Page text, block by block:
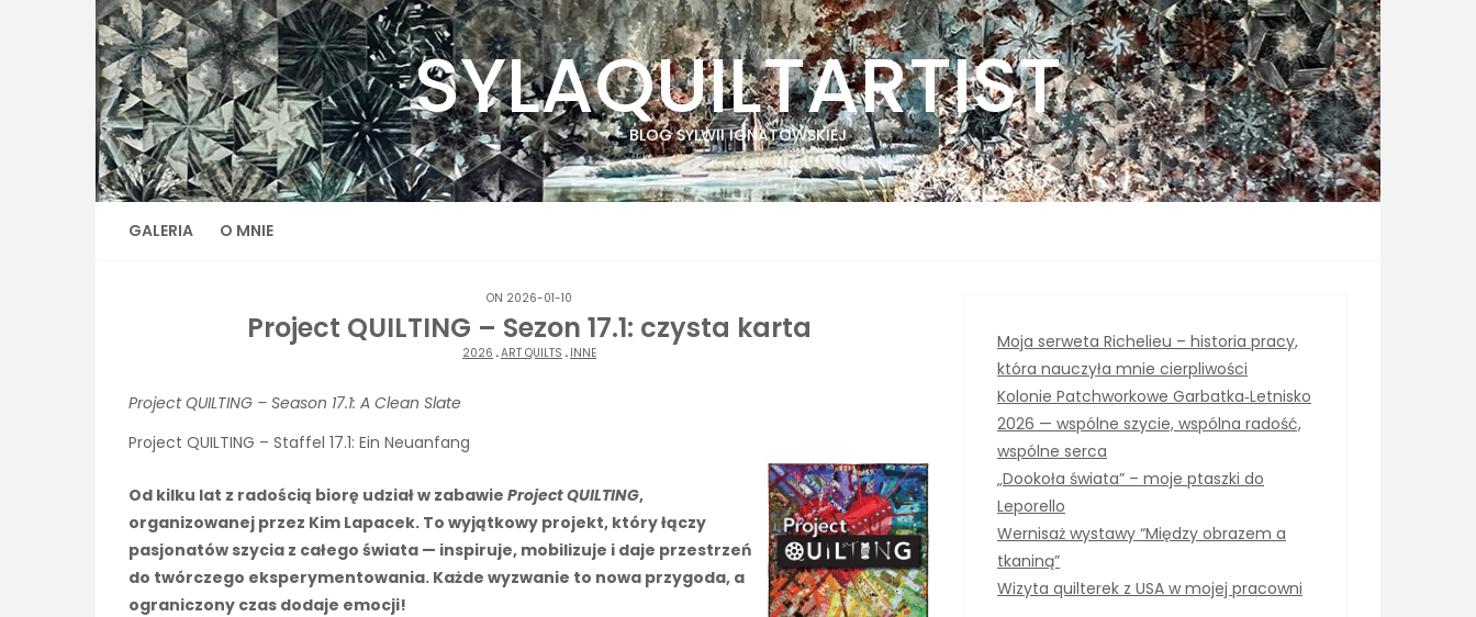
SYLAQUILTARTIST
BLOG SYLWII IGNATOWSKIEJ
GALERIA O MNIE
ON 2026-01-10
Project QUILTING – Sezon 17.1: czysta karta
2026 .ART QUILTS . INNE
Project QUILTING – Season 17.1: A Clean Slate
Project QUILTING – Staffel 17.1: Ein Neuanfang
Od kilku lat z radością biorę udział w zabawie Project QUILTING,
organizowanej przez Kim Lapacek. To wyjątkowy projekt, który łączy
pasjonatów szycia z całego świata — inspiruje, mobilizuje i daje przestrzeń
do twórczego eksperymentowania. Każde wyzwanie to nowa przygoda, a
ograniczony czas dodaje emocji!
Moja serweta Richelieu – historia pracy,
która nauczyła mnie cierpliwości
Kolonie Patchworkowe Garbatka‑Letnisko
2026 — wspólne szycie, wspólna radość,
wspólne serca
„Dookoła świata” – moje ptaszki do
Leporello
Wernisaż wystawy “Między obrazem a
tkaniną”
Wizyta quilterek z USA w mojej pracowni